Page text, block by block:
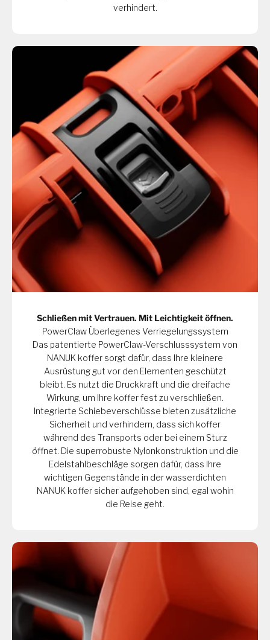
verhindert.
Schließen mit Vertrauen. Mit Leichtigkeit öffnen.
PowerClaw Überlegenes Verriegelungssystem
Das patentierte PowerClaw-Verschlusssystem von
NANUK koffer sorgt dafür, dass Ihre kleinere
Ausrüstung gut vor den Elementen geschützt
bleibt. Es nutzt die Druckkraft und die dreifache
Wirkung, um Ihre koffer fest zu verschließen.
Integrierte Schiebeverschlüsse bieten zusätzliche
Sicherheit und verhindern, dass sich koffer
während des Transports oder bei einem Sturz
öffnet. Die superrobuste Nylonkonstruktion und die
Edelstahlbeschläge sorgen dafür, dass Ihre
wichtigen Gegenstände in der wasserdichten
NANUK koffer sicher aufgehoben sind, egal wohin
die Reise geht.